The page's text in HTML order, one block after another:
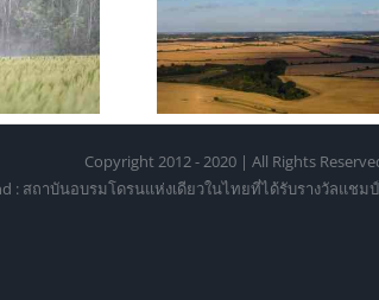
ละการเตรี
ประโยชน์ที่ช่
เพิ่ม
Copyright 2012 - 2020 | All Rights
: สถาบันอบรมโดรนแห่งเดียวในไทยที่ได้รับรางวัลแชม